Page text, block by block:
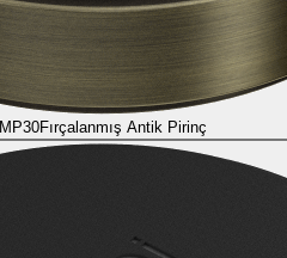
MP30Fırçalanmış Antik Pirinç